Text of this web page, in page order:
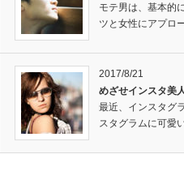
モテ男は、基本的
ツと女性にアプロ
2017/8/21
めざせインスタ美
最近、インスタグ
スタグラムに可愛